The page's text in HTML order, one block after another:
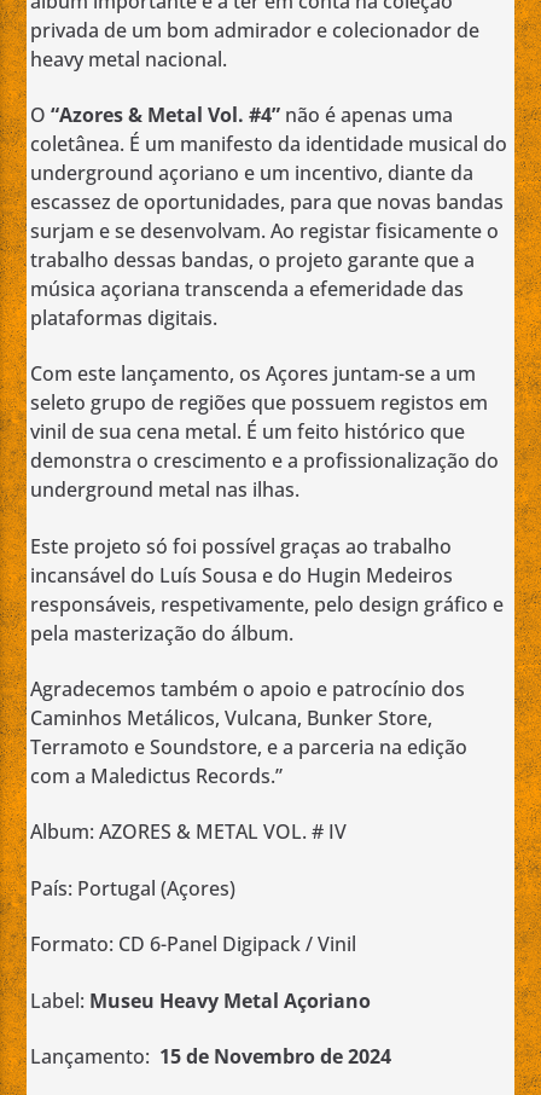
privada de um bom admirador e colecionador de
heavy metal nacional.
O“Azores & Metal Vol. #4” não é apenas uma
coletânea. É um manifesto da identidade musical do
underground açoriano e um incentivo, diante da
escassez de oportunidades, para que novas bandas
surjam e se desenvolvam. Ao registar fisicamente o
trabalho dessas bandas, o projeto garante que a
música açoriana transcenda a efemeridade das
plataformas digitais.
Com este lançamento, os Açores juntam-se a um
seleto grupo de regiões que possuem registos em
vinil de sua cena metal. É um feito histórico que
demonstra o crescimento e a profissionalização do
underground metal nas ilhas.
Este projeto só foi possível graças ao trabalho
incansável do Luís Sousa e do Hugin Medeiros
responsáveis, respetivamente, pelo design gráfico e
pela masterização do álbum.
Agradecemos também o apoio e patrocínio dos
Caminhos Metálicos, Vulcana, Bunker Store,
Terramoto e Soundstore, e a parceria na edição
com a Maledictus Records.”
Album: AZORES & METAL VOL. # IV
País: Portugal (Açores)
Formato: CD 6-Panel Digipack / Vinil
Label: Museu Heavy Metal Açoriano
Lançamento: 15 de Novembro de 2024